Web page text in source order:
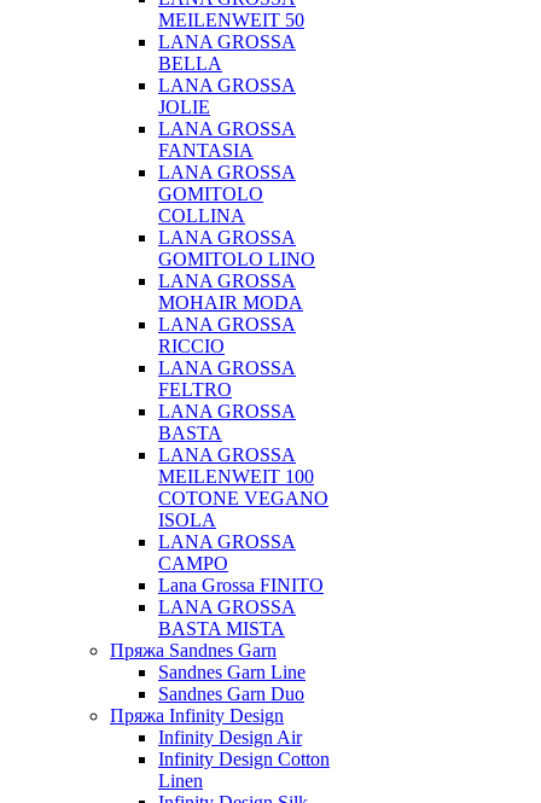
MEILENWEIT 50
LANA GROSSA
BELLA
LANA GROSSA
JOLIE
LANA GROSSA
FANTASIA
LANA GROSSA
GOMITOLO
COLLINA
LANA GROSSA
GOMITOLO LINO
LANA GROSSA
MOHAIR MODA
LANA GROSSA
RICCIO
LANA GROSSA
FELTRO
LANA GROSSA
BASTA
LANA GROSSA
MEILENWEIT 100
COTONE VEGANO
ISOLA
LANA GROSSA
CAMPO
Lana Grossa FINITO
LANA GROSSA
BASTA MISTA
Пряжа Sandnes Garn
Sandnes Garn Line
Sandnes Garn Duo
Пряжа Infinity Design
Infinity Design Air
Infinity Design Cotton
Linen